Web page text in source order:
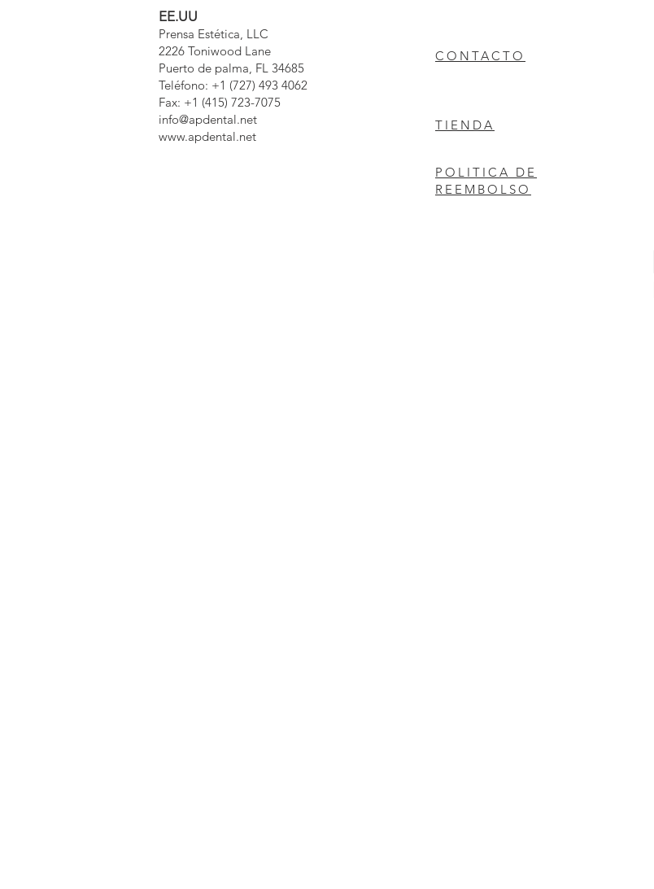
EE.UU
Prensa Estética, LLC
2226 Toniwood Lane
Puerto de palma, FL 34685
Teléfono: +1 (727) 493 4062
Fax: +1 (415) 723-7075
info@apdental.net
www.apdental.net
CONTACTO
TIENDA
POLITICA DE
REEMBOLSO